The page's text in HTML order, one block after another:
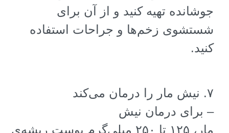
جوشانده تهیه کنید و از آن برای
شستشوی زخم‌ها و جراحات استفاده
کنید.
۷. نیش مار را درمان می‌کند
– برای درمان نیش
مار، ۱۲۵ تا ۲۵۰ میلی‌گرم پوست ریشه‌ی